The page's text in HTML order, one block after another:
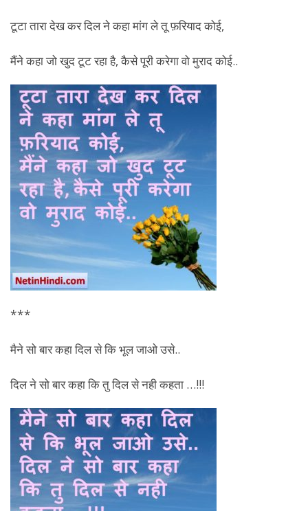
टूटा तारा देख कर दिल ने कहा मांग ले तू फ़रियाद कोई,
मैंने कहा जो खुद टूट रहा है, कैसे पूरी करेगा वो मुराद कोई..
***
मैने सो बार कहा दिल से कि भूल जाओ उसे..
दिल ने सो बार कहा कि तु दिल से नही कहता …!!!